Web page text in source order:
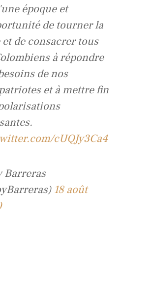
époque et
de tourner la
et de consacrer tous
à répondre
de nos
et à mettre fin
cUQJy3Ca4
Barreras
18 août